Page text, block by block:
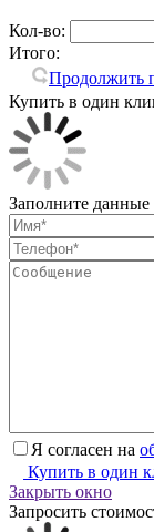
Кол-во:
Итого:
Продолжить
Купить в один
Заполните данные
Я согласен на
Купить в один
Закрыть окно
Запросить